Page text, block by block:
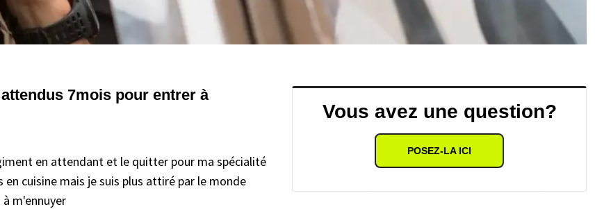
7mois pour entrer à
en attendant et le quitter pour ma spécialité
cuisine mais je suis plus attiré par le monde
m'ennuyer
Vous avez une question?
POSEZ-LA ICI